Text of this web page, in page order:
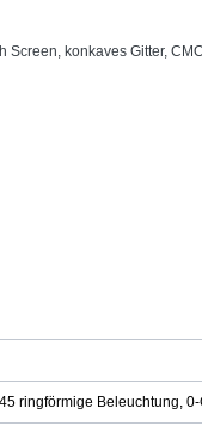
konkaves Gitter,
ringförmige Beleuchtung,